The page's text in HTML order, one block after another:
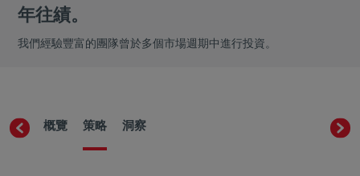
年往績。
我們經驗豐富的團隊曾於多個市場週期中進行投資。
概覽 策略 洞察